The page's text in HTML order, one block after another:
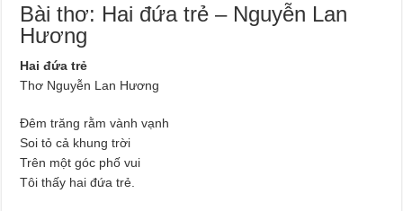
Bài thơ: Hai đứa trẻ – Nguyễn Lan
Hương
Hai đứa trẻ
Thơ Nguyễn Lan Hương
Đêm trăng rằm vành vạnh
Soi tỏ cả khung trời
Trên một góc phố vui
Tôi thấy hai đứa trẻ.